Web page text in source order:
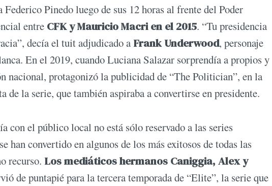
Pinedo luego de sus 12 horas al frente del Poder
entre CFK y Mauricio Macri en el 2015. “Tu presidencia
decía el tuit adjudicado a Frank Underwood, personaje
En el 2019, cuando Luciana Salazar sorprendía a propios y
nacional, protagonizó la publicidad de “The Politician”, en la
de la serie, que también aspiraba a convertirse en presidente.
con el público local no está sólo reservado a las series
han convertido en algunos de los más exitosos de todas las
recurso. Los mediáticos hermanos Caniggia, Alex y
de puntapié para la tercera temporada de “Elite”, la serie que